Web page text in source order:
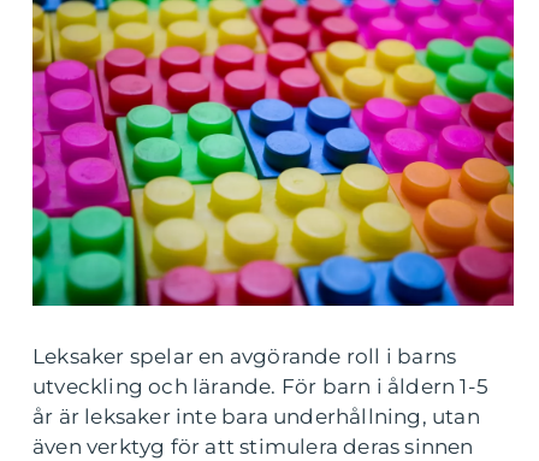
Leksaker spelar en avgörande roll i barns
utveckling och lärande. För barn i åldern 1-5
år är leksaker inte bara underhållning, utan
även verktyg för att stimulera deras sinnen